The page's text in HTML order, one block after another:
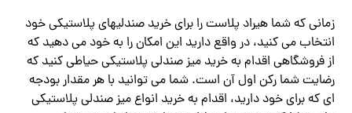
زمانی که شما هیراد پلاست را برای خرید صندلیهای پلاستیکی خود
انتخاب می کنید، در واقع دارید این امکان را به خود می دهید که
از فروشگاهی اقدام به خرید میز صندلی پلاستیکی حیاطی کنید که
رضایت شما رکن اول آن است. شما می توانید با هر مقدار بودجه
ای که برای خود دارید، اقدام به خرید انواع میز صندلی پلاستیکی